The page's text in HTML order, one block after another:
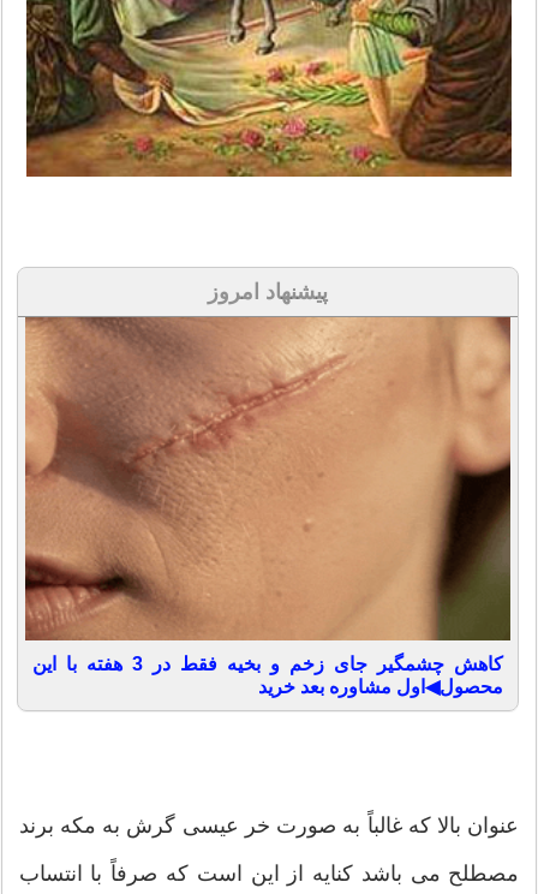
پیشنهاد امروز
کاهش چشمگیر جای زخم و بخیه فقط در 3 هفته با این
محصول◀اول مشاوره بعد خرید
عنوان بالا که غالباً به صورت خر عیسی گرش به مکه برند
مصطلح می باشد کنایه از این است که صرفاً با انتساب